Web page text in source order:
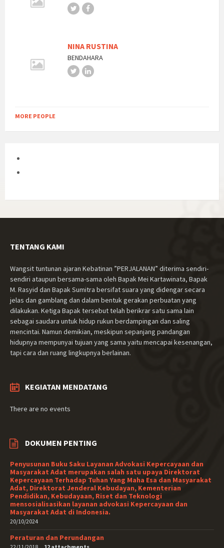
NINA RUSTINA
BENDAHARA
MORE PEOPLE
TENTANG KAMI
Wangsit tuntunan ajaran Kebatinan ”PERJALANAN” diterima sendiri-
sendiri ataupun bersama-sama oleh Bapak Mei Kartawinata, Bapak
M. Rasyid dan Bapak Sumitra bersifat suara yang didengar secara
jelas dan gamblang dan dalam bentuk gerakan perbuatan yang
dilakukan. Ketiga Bapak tersebut telah berikrar satu sama lain
sebagai saudara untuk hidup rukun berdampingan dan saling
mencintai. Namun demikian, meskipun sepanjang pandangan
hidupnya mempunyai tujuan yang sama yaitu mencapai kesenangan,
tapi cara dan ruang lingkupnya berlainan.
KEGIATAN MENDATANG
There are no events
DOKUMEN PENTING
Penyusunan Buku Saku Layanan Advokasi Kepercayaan dan
Masyarakat Adat merupakan salah satu upaya Direktorat
Kepercayaan Terhadap Tuhan Yang Maha Esa dan Masyarakat
Adat, Direktorat Jenderal Kebudayan, Kementerian
Pendidikan, Kebudayaan, Riset dan Teknologi
mensosialisasikan layanan advokasi Kepercayaan dan
Masyarakat Adat di Indonesia.
20/10/2024
Peraturan dan Perundangan